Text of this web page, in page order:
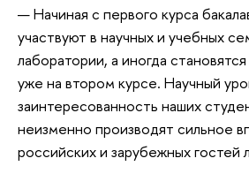
— Начиная с первого курса
участвуют в научных и учебных
лаборатории, а иногда
уже на втором курсе. Научный
заинтересованность наших
неизменно производят сильное
российских и зарубежных гостей